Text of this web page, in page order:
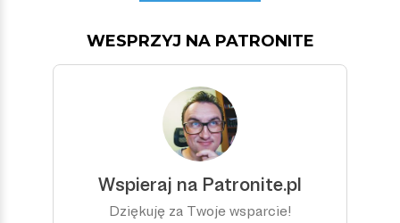
WESPRZYJ NA PATRONITE